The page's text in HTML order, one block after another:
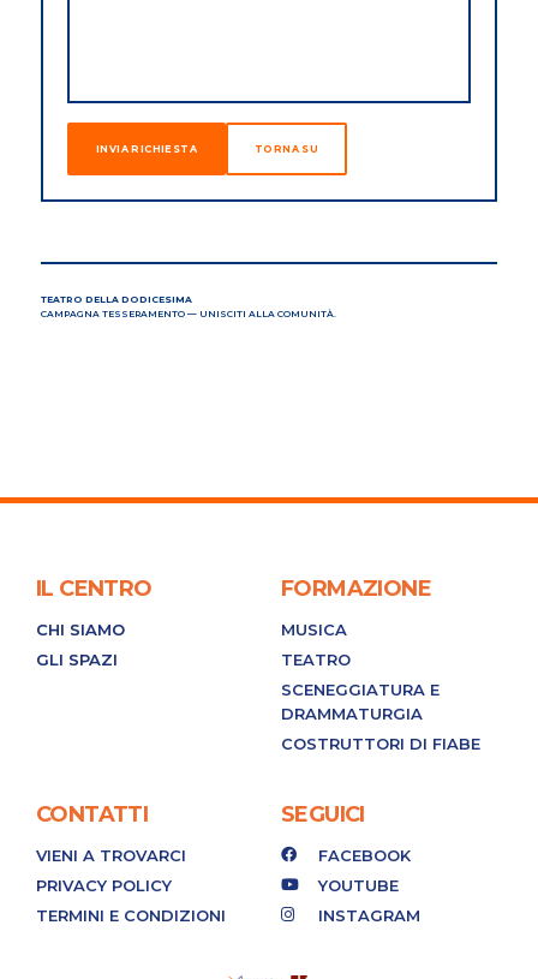
INVIA RICHIESTA TORNA SU
TEATRO DELLA DODICESIMA
CAMPAGNA TESSERAMENTO — UNISCITI ALLA COMUNITÀ.
IL CENTRO
CHI SIAMO
GLI SPAZI
FORMAZIONE
MUSICA
TEATRO
SCENEGGIATURA E
DRAMMATURGIA
COSTRUTTORI DI FIABE
CONTATTI
VIENI A TROVARCI
PRIVACY POLICY
TERMINI E CONDIZIONI
SEGUICI
FACEBOOK
YOUTUBE
INSTAGRAM